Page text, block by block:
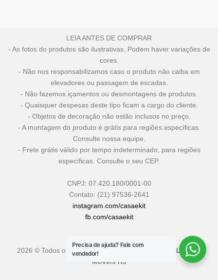
LEIA ANTES DE COMPRAR
- As fotos do produtos são ilustrativas. Podem haver variações de
cores.
- Não nos responsabilizamos caso o produto não caiba em
elevadores ou passagem de escadas.
- Não fazemos içamentos ou desmontagens de produtos.
- Quaisquer despesas deste tipo ficam a cargo do cliente.
- Objetos de decoração não estão inclusos no preço.
- A montagem do produto é grátis para regiões específicas.
Consulte nossa equipe.
- Frete grátis válido por tempo indeterminado, para regiões
específicas. Consulte o seu CEP.
CNPJ: 07.420.180/0001-00
Contato: (21) 97536-2641
instagram.com/casaekit
fb.com/casaekit
2026 © Todos os Direitos Reservados
Casa & Kit - Loja de
Móveis RJ
Precisa de ajuda? Fale com
vendedor!